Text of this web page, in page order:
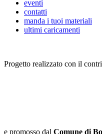
eventi
contatti
manda i tuoi materiali
ultimi caricamenti
Progetto realizzato con il
e promosso dal Comune di